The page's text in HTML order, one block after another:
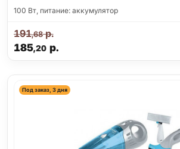
100 Вт, питание: аккумулятор
185,20р.
191,68р.
Под заказ, 3 дня